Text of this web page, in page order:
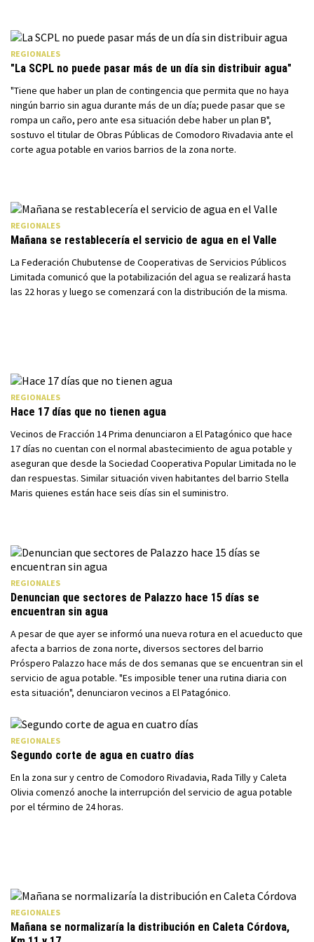
REGIONALES
"La SCPL no puede pasar más de un día sin distribuir agua"
"Tiene que haber un plan de contingencia que permita que no haya
ningún barrio sin agua durante más de un día; puede pasar que se
rompa un caño, pero ante esa situación debe haber un plan B",
sostuvo el titular de Obras Públicas de Comodoro Rivadavia ante el
corte agua potable en varios barrios de la zona norte.
REGIONALES
Mañana se restablecería el servicio de agua en el Valle
La Federación Chubutense de Cooperativas de Servicios Públicos
Limitada comunicó que la potabilización del agua se realizará hasta
las 22 horas y luego se comenzará con la distribución de la misma.
REGIONALES
Hace 17 días que no tienen agua
Vecinos de Fracción 14 Prima denunciaron a El Patagónico que hace
17 días no cuentan con el normal abastecimiento de agua potable y
aseguran que desde la Sociedad Cooperativa Popular Limitada no le
dan respuestas. Similar situación viven habitantes del barrio Stella
Maris quienes están hace seis días sin el suministro.
REGIONALES
Denuncian que sectores de Palazzo hace 15 días se
encuentran sin agua
A pesar de que ayer se informó una nueva rotura en el acueducto que
afecta a barrios de zona norte, diversos sectores del barrio
Próspero Palazzo hace más de dos semanas que se encuentran sin el
servicio de agua potable. "Es imposible tener una rutina diaria con
esta situación", denunciaron vecinos a El Patagónico.
REGIONALES
Segundo corte de agua en cuatro días
En la zona sur y centro de Comodoro Rivadavia, Rada Tilly y Caleta
Olivia comenzó anoche la interrupción del servicio de agua potable
por el término de 24 horas.
REGIONALES
Mañana se normalizaría la distribución en Caleta Córdova,